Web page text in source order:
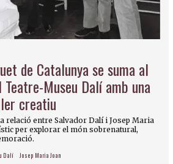
de Catalunya se suma al
Museu Dalí amb una
creatiu
relació entre Salvador Dalí i Josep Maria
per explorar el món sobrenatural,
Dalí Josep Maria Joan